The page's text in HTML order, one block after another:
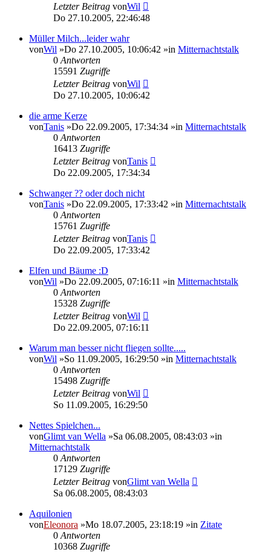
Letzter Beitrag vonWil
Do 27.10.2005, 22:46:48
Müller Milch...leider wahr
vonWil »Do 27.10.2005, 10:06:42 »in Mitternachtstalk
0 Antworten
15591 Zugriffe
Letzter Beitrag vonWil
Do 27.10.2005, 10:06:42
die arme Kerze
vonTanis »Do 22.09.2005, 17:34:34 »in Mitternachtstalk
0 Antworten
16413 Zugriffe
Letzter Beitrag vonTanis
Do 22.09.2005, 17:34:34
Schwanger ?? oder doch nicht
vonTanis »Do 22.09.2005, 17:33:42 »in Mitternachtstalk
0 Antworten
15761 Zugriffe
Letzter Beitrag vonTanis
Do 22.09.2005, 17:33:42
Elfen und Bäume :D
vonWil »Do 22.09.2005, 07:16:11 »in Mitternachtstalk
0 Antworten
15328 Zugriffe
Letzter Beitrag vonWil
Do 22.09.2005, 07:16:11
Warum man besser nicht fliegen sollte.....
vonWil »So 11.09.2005, 16:29:50 »in Mitternachtstalk
0 Antworten
15498 Zugriffe
Letzter Beitrag vonWil
So 11.09.2005, 16:29:50
Nettes Spielchen...
vonGlimt van Wella »Sa 06.08.2005, 08:43:03 »in
Mitternachtstalk
0 Antworten
17129 Zugriffe
Letzter Beitrag vonGlimt van Wella
Sa 06.08.2005, 08:43:03
Aquilonien
vonEleonora »Mo 18.07.2005, 23:18:19 »in Zitate
0 Antworten
10368 Zugriffe